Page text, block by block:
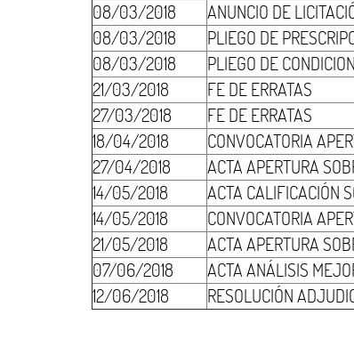
08/03/2018
ANUNCIO DE
08/03/2018
PLIEGO DE
08/03/2018
PLIEGO DE
21/03/2018
FE DE ERRATAS
27/03/2018
FE DE ERRATAS
18/04/2018
CONVOCATORIA
27/04/2018
ACTA APERTURA
14/05/2018
ACTA CALIFICACIÓN
14/05/2018
CONVOCATORIA
21/05/2018
ACTA APERTURA
07/06/2018
ACTA ANÁLISIS
12/06/2018
RESOLUCIÓN